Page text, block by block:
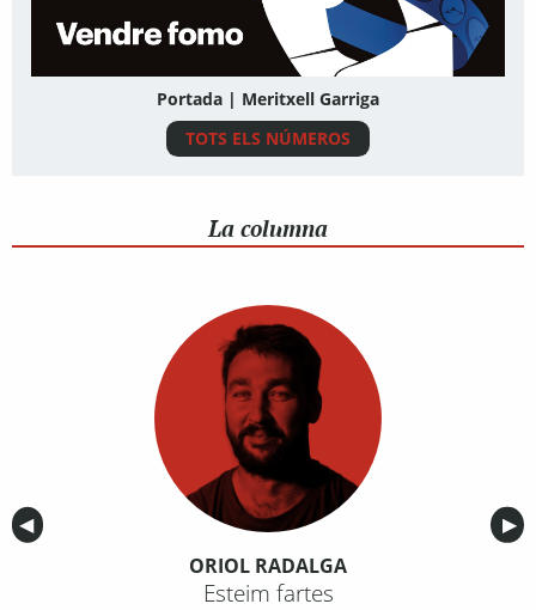
Portada | Meritxell Garriga
TOTS ELS NÚMEROS
La columna
Anterior
◀︎ ▶︎
ORIOL RADALGA
Esteim fartes